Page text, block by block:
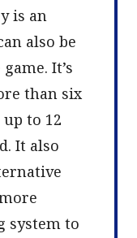
is an
also be
It’s
than six
to 12
It also
system to